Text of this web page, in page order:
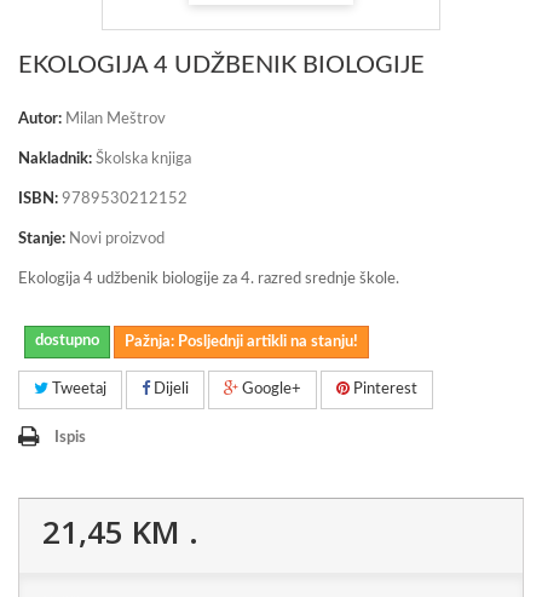
EKOLOGIJA 4 UDŽBENIK BIOLOGIJE
Autor: Milan Meštrov
Nakladnik: Školska knjiga
ISBN: 9789530212152
Stanje: Novi proizvod
Ekologija 4 udžbenik biologije za 4. razred srednje škole.
dostupno Pažnja: Posljednji artikli na stanju!
Tweetaj Dijeli Google+ Pinterest
Ispis
21,45 KM .